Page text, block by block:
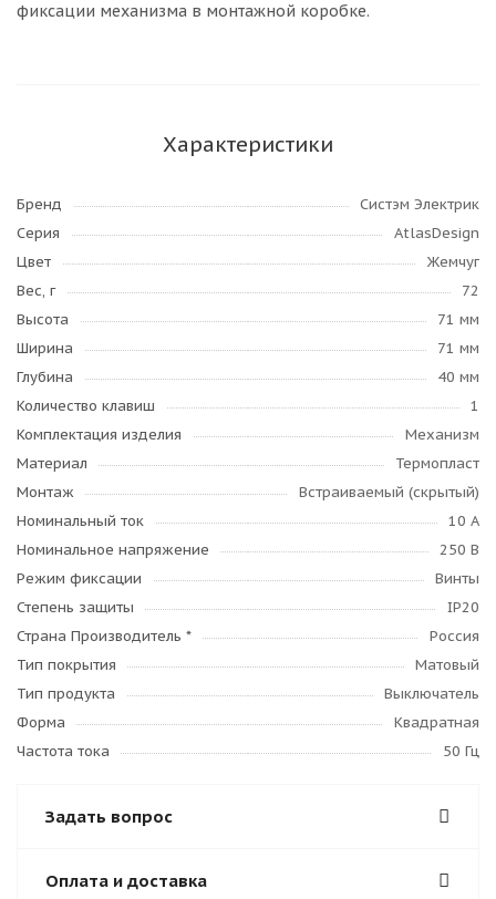
фиксации механизма в монтажной коробке.
Характеристики
Бренд
Систэм Электрик
Серия
AtlasDesign
Цвет
Жемчуг
Вес, г
72
Высота
71 мм
Ширина
71 мм
Глубина
40 мм
Количество клавиш
1
Комплектация изделия
Механизм
Материал
Термопласт
Монтаж
Встраиваемый (скрытый)
Номинальный ток
10 А
Номинальное напряжение
250 В
Режим фиксации
Винты
Степень защиты
IP20
Страна Производитель *
Россия
Тип покрытия
Матовый
Тип продукта
Выключатель
Форма
Квадратная
Частота тока
50 Гц
Задать вопрос
Оплата и доставка